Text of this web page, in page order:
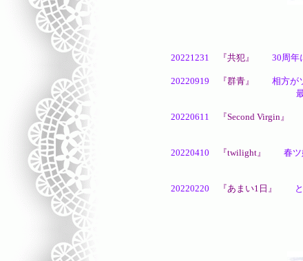
20221231 『共犯』 30周年に
20220919 『群青』
相方がソ
最近こじらせている話を
20220611 『Second Virgin』
早くもっとナチュ
20220410 『twilight』
春ツ始
やっぱり2人が楽
20220220 『あまい1日』
とう
ほんとに何でも